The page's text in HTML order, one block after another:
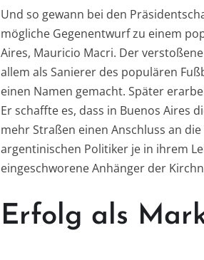
Und so gewann bei den
mögliche Gegenentwurf zu einem
Aires, Mauricio Macri. Der
allem als Sanierer des populären
einen Namen gemacht. Später
Er schaffte es, dass in Buenos Aires
mehr Straßen einen Anschluss an
argentinischen Politiker je in ihrem
eingeschworene Anhänger der
Erfolg als